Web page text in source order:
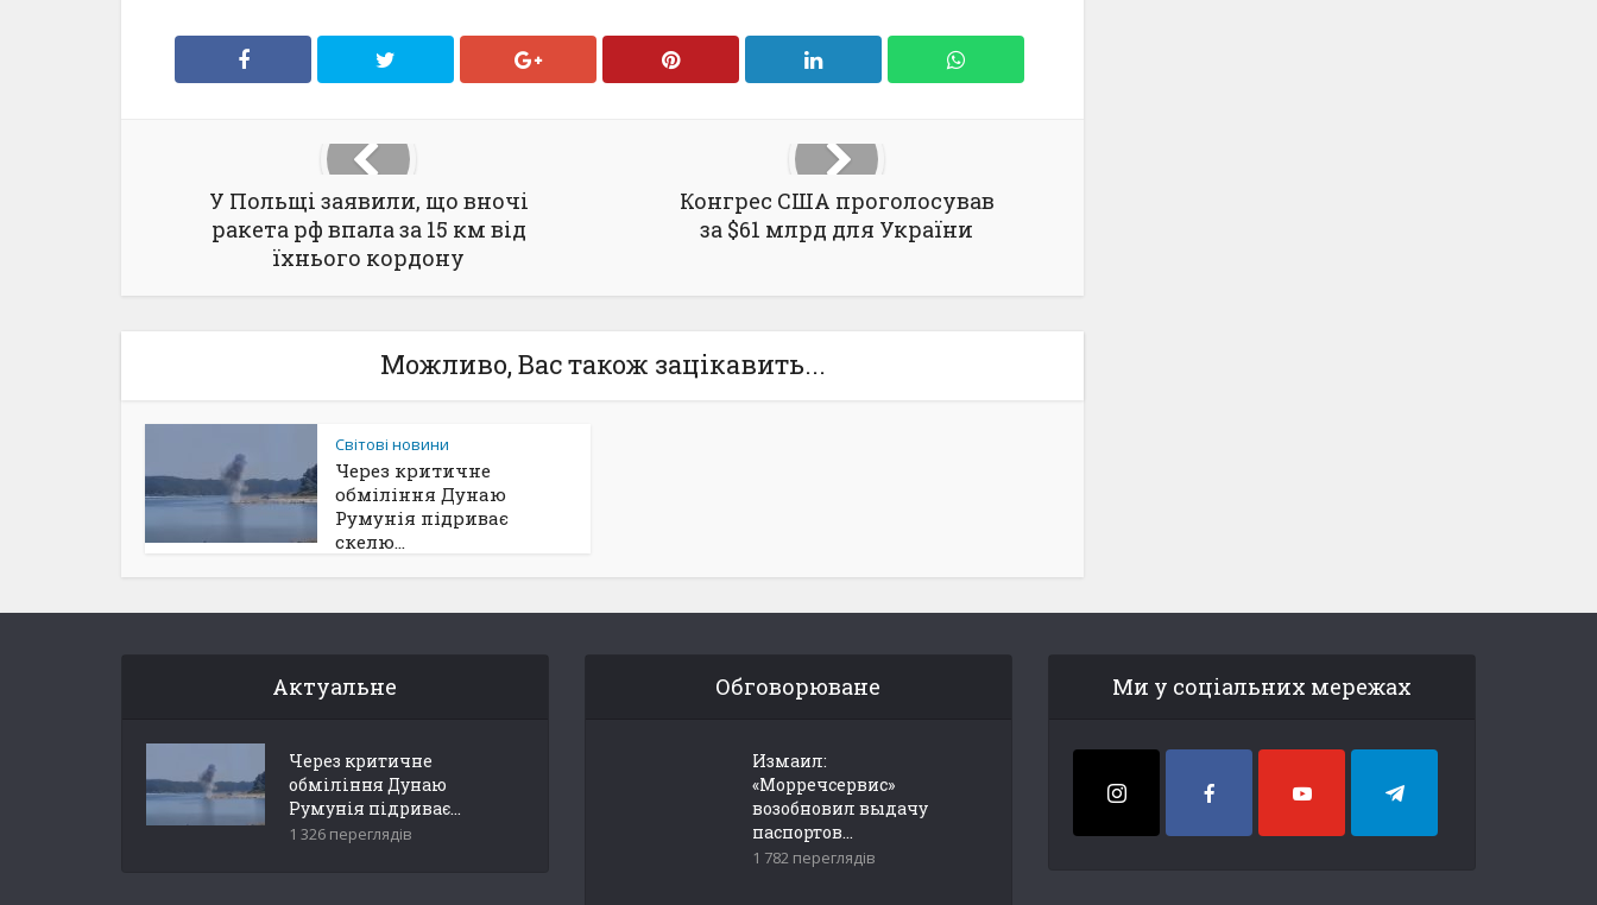
У Польщі заявили, що вночі
ракета рф впала за 15 км від
їхнього кордону
Конгрес США проголосував
за $61 млрд для України
Можливо, Вас також зацікавить...
Світові новини
Через критичне
обміління Дунаю
Румунія підриває
скелю...
Актуальне
Через критичне
обміління Дунаю
Румунія підриває...
1 326 переглядів
Обговорюване
Измаил:
«Морречсервис»
возобновил выдачу
паспортов...
1 782 переглядів
Ми у соціальних мережах